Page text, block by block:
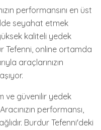
performansını en üst
seyahat etmek
kaliteli yedek
Tefenni, online ortamda
araçlarınızın
ve güvenilir yedek
performansı,
Burdur Tefenni'deki